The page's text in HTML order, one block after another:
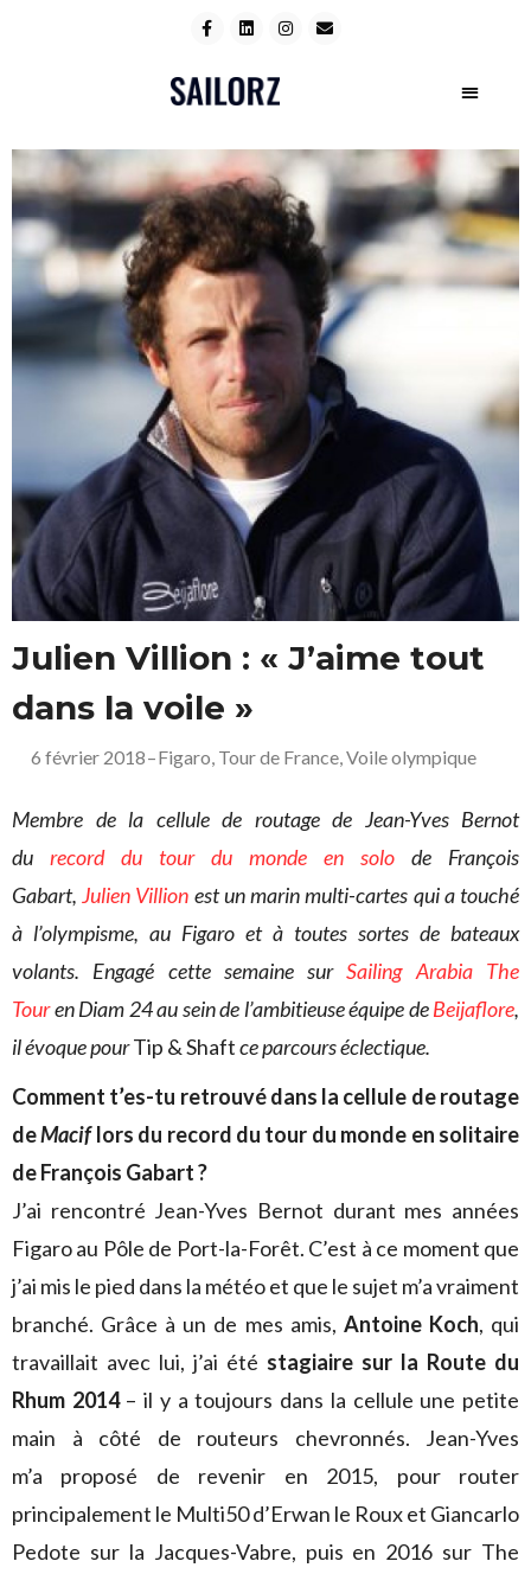
Julien Villion : « J’aime tout
dans la voile »
6 février 2018–Figaro, Tour de France,Voile olympique
Membre de la cellule de routage de Jean-Yves Bernot
du record du tour du monde en solo de François
Gabart,Julien Villion est un marin multi-cartes qui a touché
à l’olympisme, au Figaro et à toutes sortes de bateaux
volants. Engagé cette semaine surSailing Arabia The
Touren Diam 24 au sein de l’ambitieuse équipe deBeijaflore,
il évoque pourTip & Shaftce parcours éclectique.
Comment t’es-tu retrouvé dans la cellule de routage
deMaciflors du record du tour du monde en solitaire
de François Gabart ?
J’ai rencontré Jean-Yves Bernot durant mes années
Figaro au Pôle de Port-la-Forêt. C’est à ce moment que
j’ai mis le pied dans la météo et que le sujet m’a vraiment
branché. Grâce à un de mes amis, Antoine Koch, qui
travaillait avec lui, j’ai été stagiaire sur la Route du
Rhum 2014 – il y a toujours dans la cellule une petite
main à côté de routeurs chevronnés. Jean-Yves
m’a proposé de revenir en 2015, pour router
principalement le Multi50 d’Erwan le Roux et Giancarlo
Pedote sur la Jacques-Vabre, puis en 2016 sur The